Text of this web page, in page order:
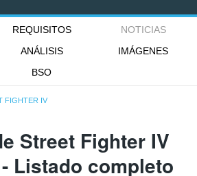
REQUISITOS
NOTICIAS
ANÁLISIS
IMÁGENES
BSO
FIGHTER IV
Street Fighter IV
Listado completo